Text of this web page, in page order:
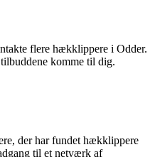
flere hækklippere i Odder.
komme til dig.
der har fundet hækklippere
til et netværk af